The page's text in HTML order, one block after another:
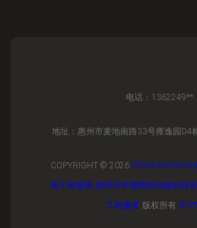
电话：1362249**
地址：惠州市麦地南路33号雍逸园D4
COPYRIGHT © 2026
络工程服务 惠州市华鹿网络传媒科技
工程服务 版权所有